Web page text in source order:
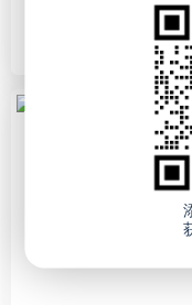
04/30请吃饭的漂亮姐